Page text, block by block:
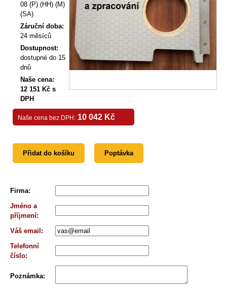
08 (P) (HH) (M)
(SA)
Záruční doba:
24 měsíců
Dostupnost:
dostupné do 15
dnů
Naše cena:
12 151 Kč s
DPH
Naše cena bez DPH: 10 042 Kč
Přidat do košíku Poptávka
Firma:
Jméno a
příjmení:
Váš email :
Telefonní
číslo:
Poznámka: